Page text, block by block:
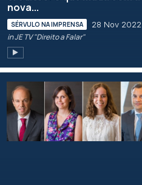
nova...
SÉRVULO NA IMPRENSA 28 Nov 2022
in JE TV "Direito a Falar"